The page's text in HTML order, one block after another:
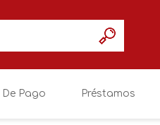
REGISTRARSE
Pago Préstamos